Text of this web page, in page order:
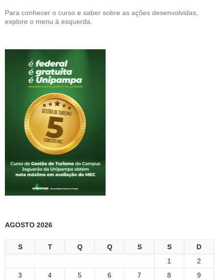
Para conhecer o curso e saber sobre as ações desenvolvidas,
explore o menu à esquerda.
AGOSTO 2026
S T Q Q S S
D
1
2
3
4 5 6 7 8
9